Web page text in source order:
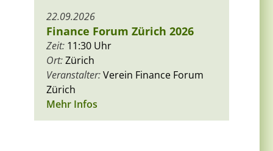
22.09.2026
Finance Forum Zürich 2026
Zeit: 11:30 Uhr
Ort:Zürich
Veranstalter:Verein Finance Forum
Zürich
Mehr Infos